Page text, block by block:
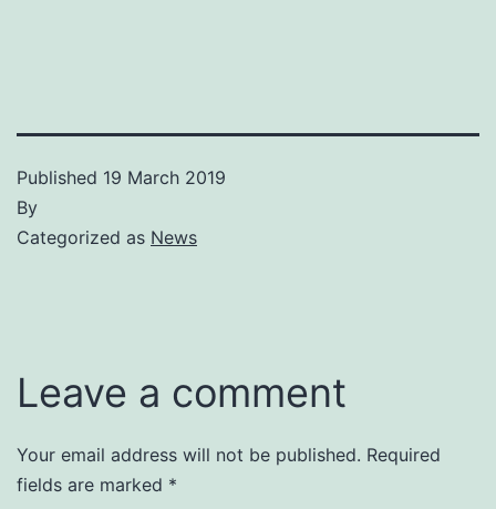
Published 19 March 2019
By
Categorized as News
Leave a comment
Your email address will not be published. Required
fields are marked *